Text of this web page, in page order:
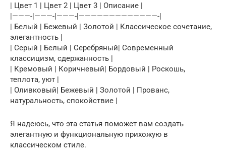
| Цвет 1 | Цвет 2 | Цвет 3 | Описание |
|———-|———-|———-|—————————————-|
| Белый | Бежевый | Золотой | Классическое сочетание,
элегантность |
| Серый | Белый | Серебряный| Современный
классицизм, сдержанность |
| Кремовый | Коричневый| Бордовый | Роскошь,
теплота, уют |
| Оливковый| Бежевый | Золотой | Прованс,
натуральность, спокойствие |
Я надеюсь, что эта статья поможет вам создать
элегантную и функциональную прихожую в
классическом стиле.